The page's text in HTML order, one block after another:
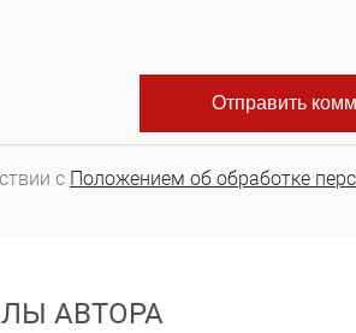
с Положением об обработке
АВТОРА